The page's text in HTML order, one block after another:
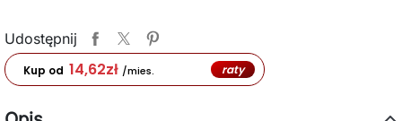
Udostępnij
Kup od 14,62zł /mies. raty